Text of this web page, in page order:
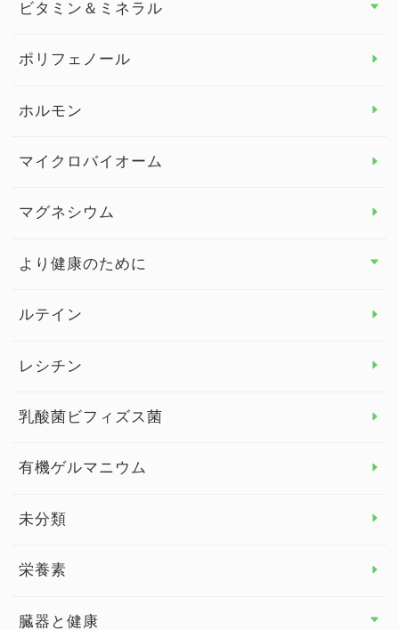
健康セミナー
ビタミン＆ミネラル
ビタミン＆ミネラル トップ
ビタミンE
ポリフェノール
ホルモン
マイクロバイオーム
マグネシウム
より健康のために
より健康のために トップ
眼の健康
睡眠
ルテイン
レシチン
乳酸菌ビフィズス菌
有機ゲルマニウム
未分類
栄養素
臓器と健康